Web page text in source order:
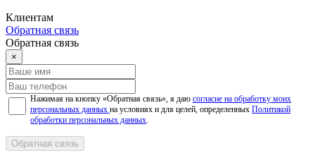
Клиентам
Обратная связь
Обратная связь
×
Нажимая на кнопку «Обратная связь», я даю согласие на обработку моих
персональных данных на условиях и для целей, определенных Политикой
обработки персональных данных.
Обратная связь